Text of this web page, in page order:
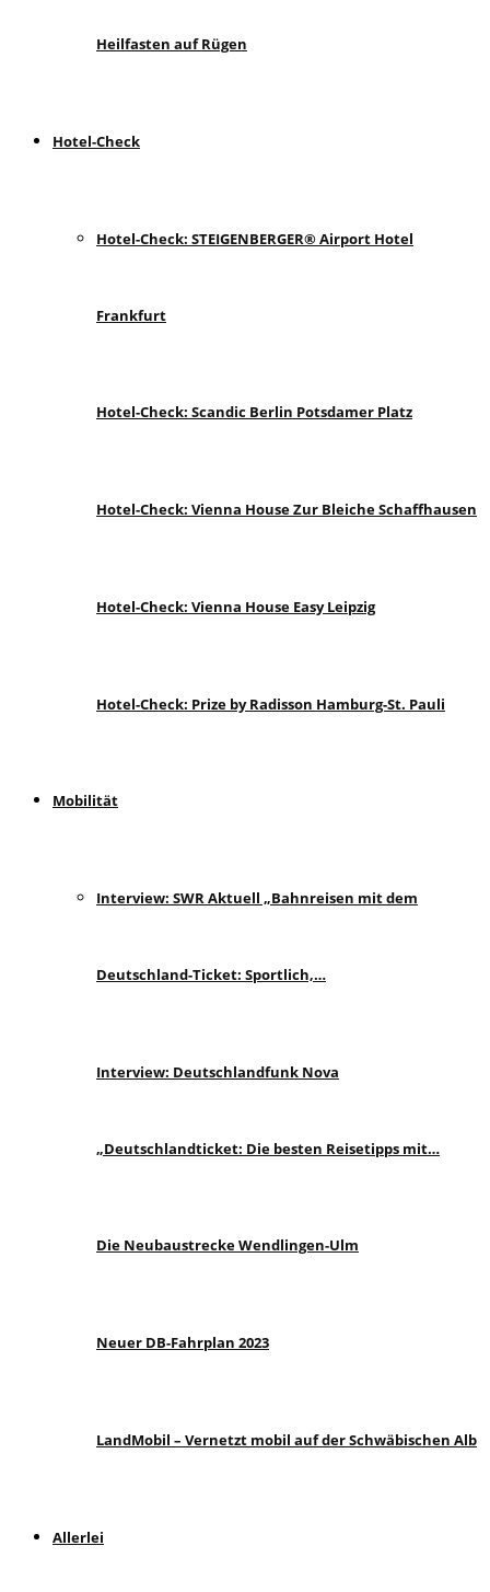
Heilfasten auf Rügen
Hotel-Check
Hotel-Check: STEIGENBERGER® Airport Hotel
Frankfurt
Hotel-Check: Scandic Berlin Potsdamer Platz
Hotel-Check: Vienna House Zur Bleiche Schaffhausen
Hotel-Check: Vienna House Easy Leipzig
Hotel-Check: Prize by Radisson Hamburg-St. Pauli
Mobilität
Interview: SWR Aktuell „Bahnreisen mit dem
Deutschland-Ticket: Sportlich,…
Interview: Deutschlandfunk Nova
„Deutschlandticket: Die besten Reisetipps mit…
Die Neubaustrecke Wendlingen-Ulm
Neuer DB-Fahrplan 2023
LandMobil – Vernetzt mobil auf der Schwäbischen Alb
Allerlei